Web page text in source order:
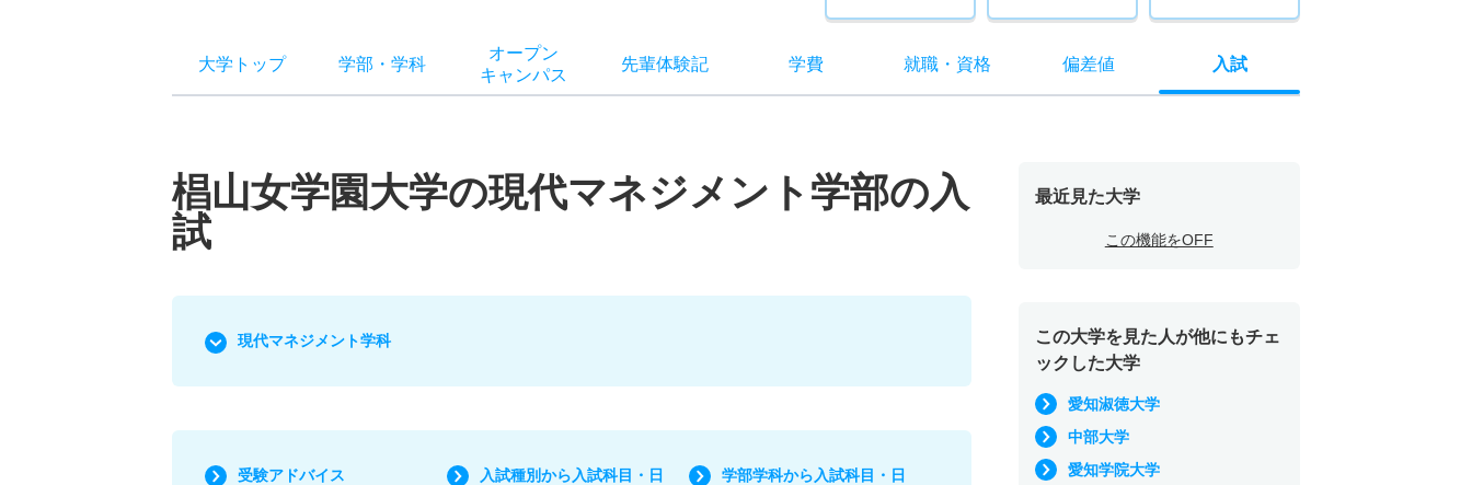
大学トップ 学部 ・ 学科
オープン
キャンパス
先輩体験記 学費 就職・ 資格 偏差値 入試
椙山女学園大学の現代マネジメント学部の入
試
現代マネジメント学科
受験アドバイス
入試種別から入試科目・日
学部学科から入試科目・日
最近見た大学
この機能をOFF
この大学を見た人が他にもチェ
ックした大学
愛知淑徳大学
中部大学
愛知学院大学